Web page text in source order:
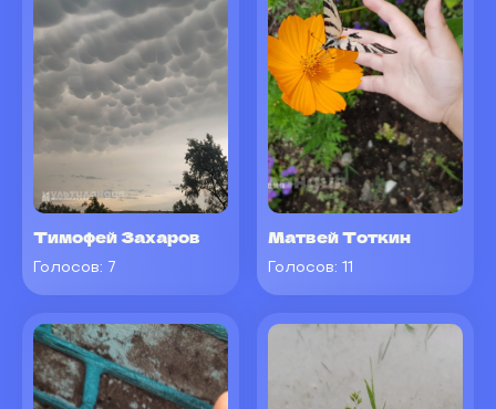
Тимофей Захаров
Голосов: 7
Матвей Тоткин
Голосов: 11